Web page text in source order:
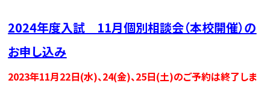
2024年度入試 11月個別相談会（本校開催）の
お申し込み
2023年11月22日(水)、24(金)、25日(土)のご予約は終了しま